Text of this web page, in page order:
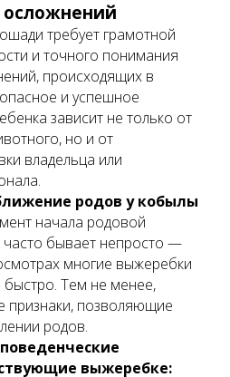
требует грамотной
и точного понимания
происходящих в
и успешное
зависит не только от
но и от
владельца или
родов у кобылы
начала родовой
часто бывает непросто —
многие выжеребки
быстро. Тем не менее,
признаки, позволяющие
родов.
выжеребке: